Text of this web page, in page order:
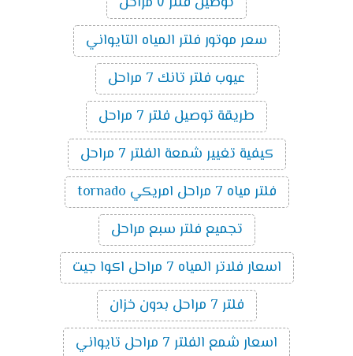
سعر موتور فلتر المياه التايواني
عيوب فلتر تانك 7 مراحل
طريقة توصيل فلتر 7 مراحل
كيفية تغيير شمعة الفلتر 7 مراحل
فلتر مياه 7 مراحل امريكي tornado
تجميع فلتر سبع مراحل
اسعار فلاتر المياه 7 مراحل اكوا جيت
فلتر 7 مراحل بدون خزان
اسعار شمع الفلتر 7 مراحل تايواني